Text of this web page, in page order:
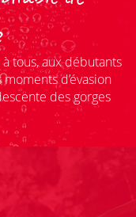
tous, aux débutants
d’évasion
des gorges